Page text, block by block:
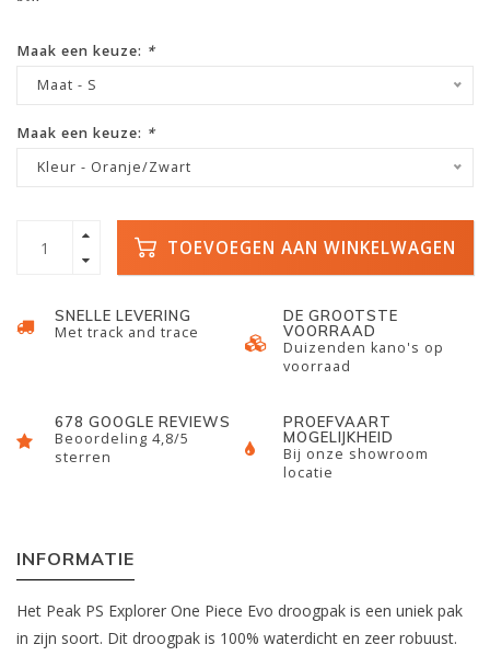
Maak een keuze: *
Maat - S
Maak een keuze: *
Kleur - Oranje/Zwart
TOEVOEGEN AAN WINKELWAGEN
SNELLE LEVERING
Met track and trace
DE GROOTSTE
VOORRAAD
Duizenden kano's op
voorraad
678 GOOGLE REVIEWS
Beoordeling 4,8/5
sterren
PROEFVAART
MOGELIJKHEID
Bij onze showroom
locatie
INFORMATIE
Het Peak PS Explorer One Piece Evo droogpak is een uniek pak
in zijn soort. Dit droogpak is 100% waterdicht en zeer robuust.